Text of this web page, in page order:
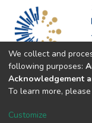
We collect and
following purposes:
Acknowledgement
To learn more,
Customize